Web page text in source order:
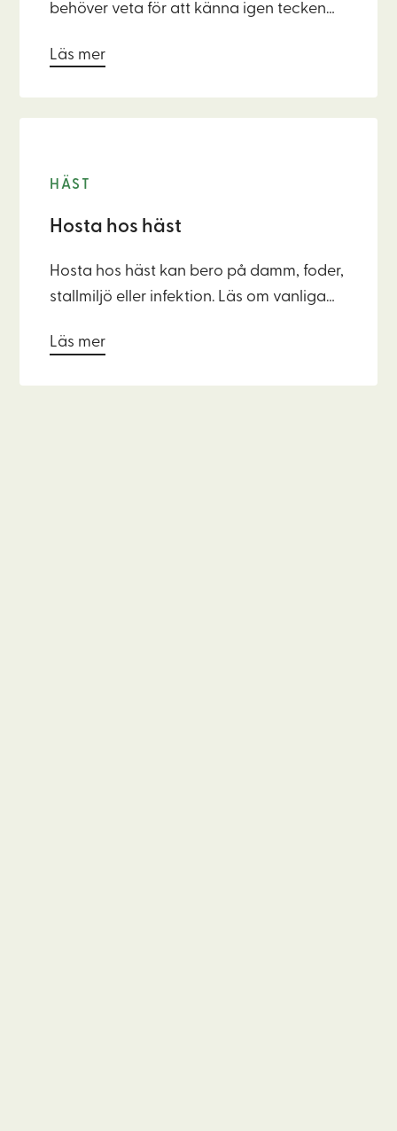
behöver veta för att känna igen tecken
hur du kan arbeta förebyggande för en
Läs mer
HÄST
Hosta hos häst
Hosta hos häst kan bero på damm, foder,
stallmiljö eller infektion. Läs om vanliga
du kan stötta hästens luftvägar.
Läs mer